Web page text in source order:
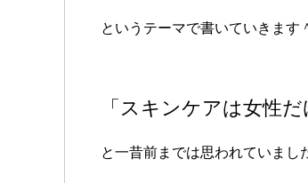
というテーマで書いていきます
「スキンケアは女性
と一昔前までは思われていまし